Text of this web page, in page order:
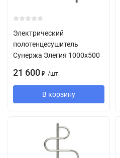
Электрический
полотенцесушитель
Сунержа Элегия 1000х500
21 600 ₽ /шт.
В корзину